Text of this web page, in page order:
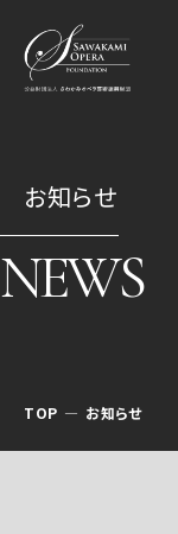
お知らせ
NEWS
TOP お知らせ